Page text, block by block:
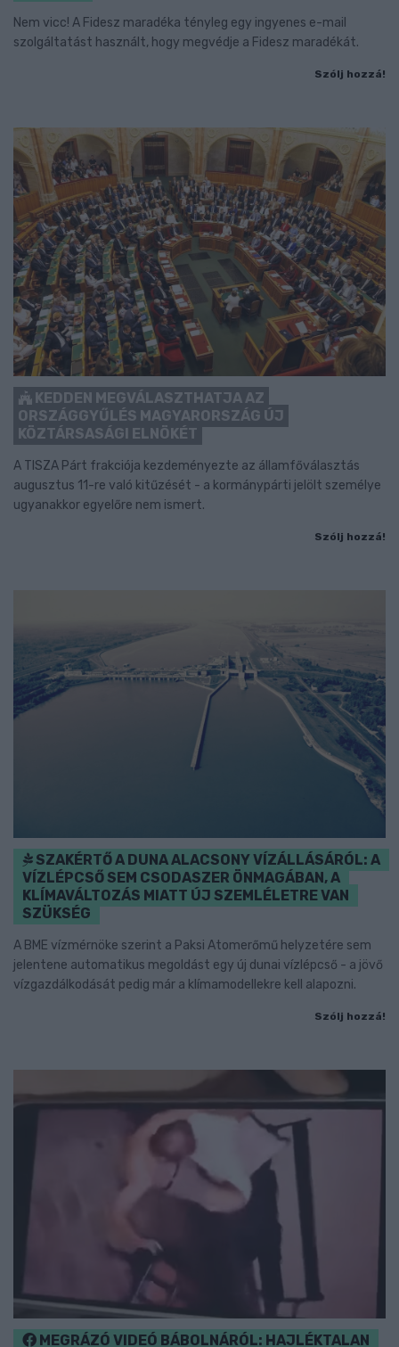
Nem vicc! A Fidesz maradéka tényleg egy ingyenes e-mail
szolgáltatást használt, hogy megvédje a Fidesz maradékát.
Szólj hozzá!
KEDDEN MEGVÁLASZTHATJA AZ
ORSZÁGGYŰLÉS MAGYARORSZÁG ÚJ
KÖZTÁRSASÁGI ELNÖKÉT
A TISZA Párt frakciója kezdeményezte az államfőválasztás
augusztus 11-re való kitűzését - a kormánypárti jelölt személye
ugyanakkor egyelőre nem ismert.
Szólj hozzá!
SZAKÉRTŐ A DUNA ALACSONY VÍZÁLLÁSÁRÓL: A
VÍZLÉPCSŐ SEM CSODASZER ÖNMAGÁBAN, A
KLÍMAVÁLTOZÁS MIATT ÚJ SZEMLÉLETRE VAN
SZÜKSÉG
A BME vízmérnöke szerint a Paksi Atomerőmű helyzetére sem
jelentene automatikus megoldást egy új dunai vízlépcső - a jövő
vízgazdálkodását pedig már a klímamodellekre kell alapozni.
Szólj hozzá!
MEGRÁZÓ VIDEÓ BÁBOLNÁRÓL: HAJLÉKTALAN